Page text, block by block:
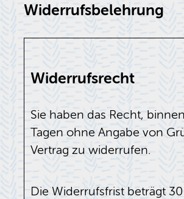
Widerrufsbelehrung
Widerrufsrecht
Sie haben das Recht,
Tagen ohne Angabe von
Vertrag zu widerrufen.
Die Widerrufsfrist beträgt 30